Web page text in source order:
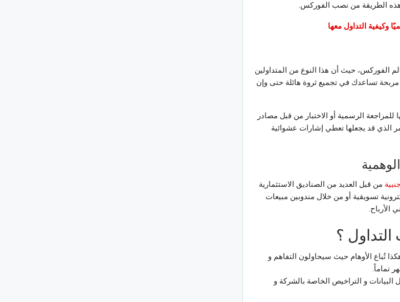
هذه الطريقة من نصب الفوركس.
الفوركس، حيث أن هذا النوع من المتداولين
مربحة تساعدك في تجميع ثروة هائلة حتى وإن
للمراجعة الرسمية أو الاختبار من قبل مصادر
الذي قد يجعلها تعطي إشارات عشوائية
من قبل العديد من الصناديق الاستثمارية
تسويقية أو من خلال مندوبين مبيعات
الأرباح.
؟
تُباع الأوهام حيث سيحاولون التفاهم و
تماماً.
و التراخيص الخاصة بالشركة و